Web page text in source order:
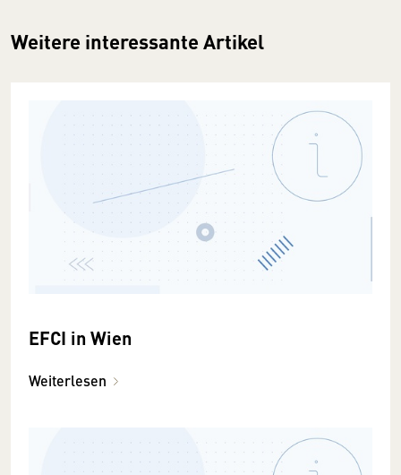
Weitere interessante Artikel
EFCI in Wien
Weiterlesen